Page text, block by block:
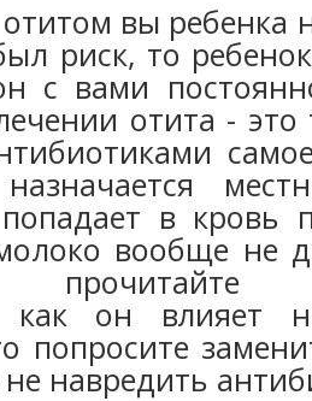
вы ребенка
риск, то
с вами
отита - это
в кровь
вообще не
прочитайте
как он влияет
попросите
навредить